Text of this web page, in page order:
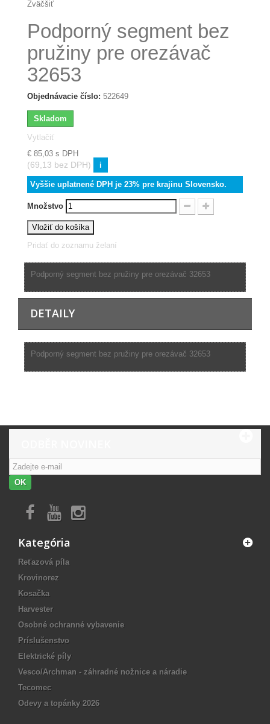
Zväčšiť
Podporný segment bez
pružiny pre orezávač
32653
Objednávacie číslo: 522649
Skladom
Vytlačiť
€ 85,03 s DPH
(69,13 bez DPH) i
Vyššie uplatnené DPH je 23% pre krajinu Slovensko.
Množstvo
Vložiť do košíka
Pridať do zoznamu želaní
Podporný segment bez pružiny pre orezávač 32653
DETAILY
Podporný segment bez pružiny pre orezávač 32653
OK
Kategória
Reťazová píla
Krovinorez
Kosačka
Harvester
Osobné ochranné vybavenie
Príslušenstvo
Elektrické píly
Vesco/Archman - záhradné nožnice a náradie
Tecomec
Odevy a topánky 2026